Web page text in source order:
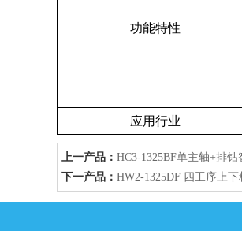
功能特性
应用行业
上一产品： HC3-1325BF单主轴+排
下一产品： HW2-1325DF 四工序上